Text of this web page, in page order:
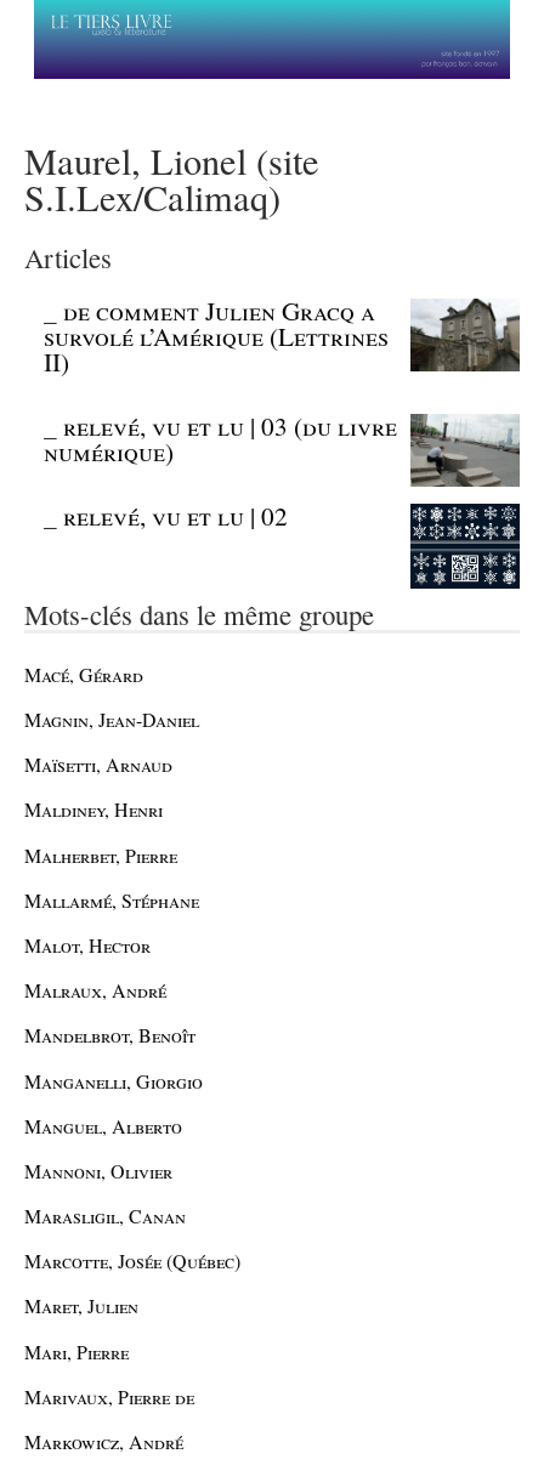
Maurel, Lionel (site
S.I.Lex/Calimaq)
Articles
_de comment Julien Gracq a
survolé l’Amérique (Lettrines
II)
_relevé, vu et lu | 03 (du livre
numérique)
_relevé, vu et lu | 02
Mots-clés dans le même groupe
Macé, Gérard
Magnin, Jean-Daniel
Maïsetti, Arnaud
Maldiney, Henri
Malherbet, Pierre
Mallarmé, Stéphane
Malot, Hector
Malraux, André
Mandelbrot, Benoît
Manganelli, Giorgio
Manguel, Alberto
Mannoni, Olivier
Marasligil, Canan
Marcotte, Josée (Québec)
Maret, Julien
Mari, Pierre
Marivaux, Pierre de
Markowicz, André